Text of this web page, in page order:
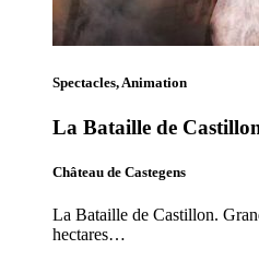
Spectacles, Animation
La Bataille de
Château de Castegens
La Bataille de Castillon.
hectares…